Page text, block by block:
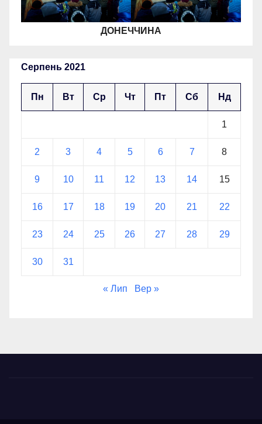
ДОНЕЧЧИНА
Серпень 2021
Пн Вт Ср Чт Пт Сб Нд
1
2 3 4 5 6 7 8
9 10 11 12 13 14 15
16 17 18 19 20 21 22
23 24 25 26 27 28 29
30 31
« Лип Вер »